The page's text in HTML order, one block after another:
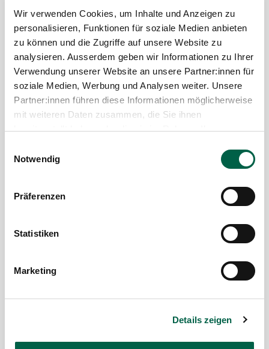
Wir verwenden Cookies, um Inhalte und Anzeigen zu
personalisieren, Funktionen für soziale Medien anbieten
zu können und die Zugriffe auf unsere Website zu
analysieren. Ausserdem geben wir Informationen zu Ihrer
Verwendung unserer Website an unsere Partner:innen für
soziale Medien, Werbung und Analysen weiter. Unsere
Partner:innen führen diese Informationen möglicherweise
mit weiteren Daten zusammen, die Sie ihnen
bereitgestellt haben oder die sie im Rahmen Ihrer
Notwendig
Präferenzen
Statistiken
Marketing
Details zeigen
Weiterbildungsstätte
Die Klinik für Chirurgie des Spitals Zollikerberg ist
neu als Weiterbildungsstätte in Orthopädischer
Bewegungsapparates anerkannt. Dadurch können
Assistenzärzt:innen ein Jahr ihrer
Traumatologie des Bewegungsapparates im Spital
Zollikerberg absolvieren.